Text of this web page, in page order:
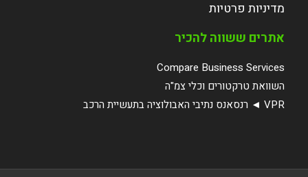
מדיניות פרטיות
אתרים ששווה להכיר
Compare Business Services
השוואת טרקטורים וכלי צמ"ה
VPR ◄ רנסאנס נתיבי האבולוציה בתעשיית הרכב